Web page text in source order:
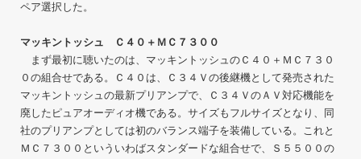
ペア選択した。
マッキントッシュ Ｃ４０＋ＭＣ７３００
まず最初に聴いたのは、マッキントッシュのＣ４０＋ＭＣ７３０
０の組合せである。Ｃ４０は、Ｃ３４Ｖの後継機として発売された
マッキントッシュの最新プリアンプで、Ｃ３４ＶのＡＶ対応機能を
廃したピュアオーディオ機である。サイズもフルサイズとなり、同
社のプリアンプとしては初のバランス端子を装備している。これと
ＭＣ７３００といういわばスタンダードな組合せで、Ｓ５５００の